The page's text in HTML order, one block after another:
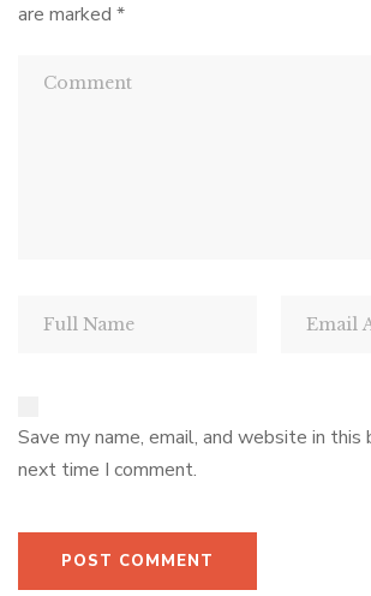
are marked *
Save my name, email, and website in
next time I comment.